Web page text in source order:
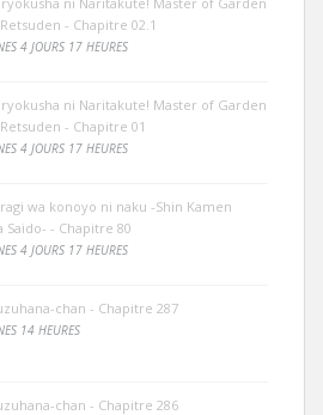
- Chapitre 02.1
4 JOURS 17 HEURES
ni Naritakute! Master of Garden
- Chapitre 01
4 JOURS 17 HEURES
wa konoyo ni naku -Shin Kamen
Saido- - Chapitre 80
4 JOURS 17 HEURES
chan - Chapitre 287
14 HEURES
chan - Chapitre 286